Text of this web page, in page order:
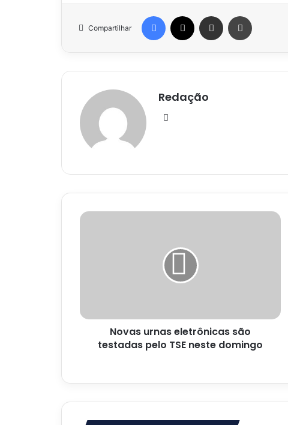
Compartilhar
Facebook Compartilhar via e-mail
Redação
Novas
domingo
Novas urnas eletrônicas são
testadas pelo TSE neste domingo